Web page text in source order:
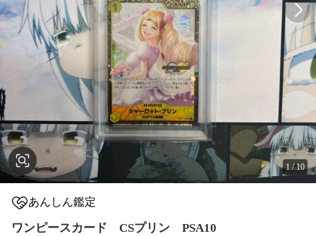
1 /10
あんしん鑑定
ワンピースカード CSプリン PSA10